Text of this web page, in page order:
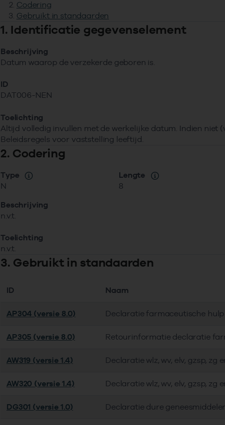
Codering
Gebruikt in standaarden
1. Identificatie gegevenselement
Beschrijving
Datum waarop de verzekerde geboren is.
ID
DAT006-NEN
Toelichting
Altijd volledig invullen met de werkelijke datum. Indien niet
Beleidsregels voor vaststelling leeftijd.
2. Codering
Type
N
Lengte
8
Beschrijving
n.v.t.
Toelichting
n.v.t.
3. Gebruikt in standaarden
ID Naam
AP304 (versie 8.0) Declaratie farmaceutische hulp
AP305 (versie 8.0) Retourinformatie declaratie
AW319 (versie 1.4) Declaratie wlz, wv, elv, gzsp, zg
AW320 (versie 1.4) Declaratie wlz, wv, elv, gzsp, zg
DG301 (versie 1.0) Declaratie dure